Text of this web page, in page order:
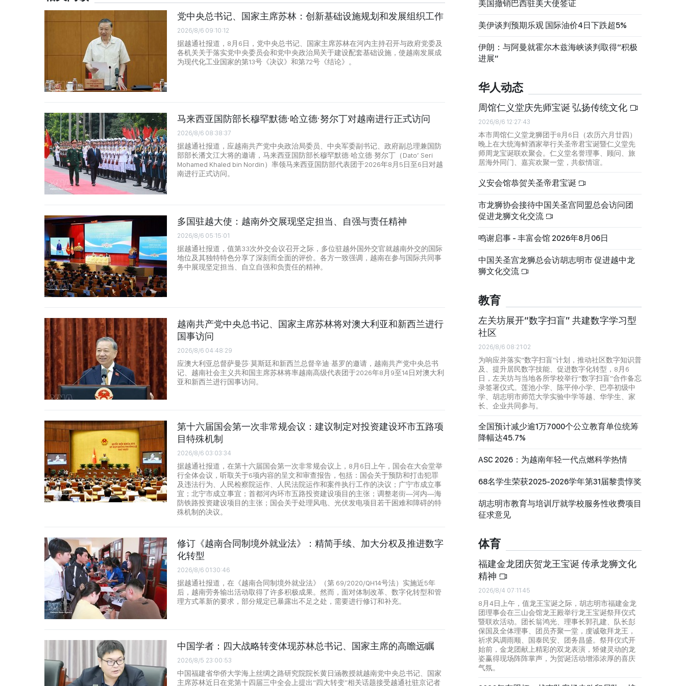
党中央总书记、国家主席苏林：创新基础设施规划和发展组织工作
2026/8/6 09:10:12
据越通社报道，8月6日，党中央总书记、国家主席苏林在河内主持召开与政府党委及
各机关关于落实党中央委员会和党中央政治局关于建设配套基础设施，使越南发展成
为现代化工业国家的第13号《决议》和第72号《结论》。
马来西亚国防部长穆罕默德·哈立德·努尔丁对越南进行正式访问
2026/8/6 08:38:37
据越通社报道，应越南共产党中央政治局委员、中央军委副书记、政府副总理兼国防
部部长潘文江大将的邀请，马来西亚国防部长穆罕默德·哈立德·努尔丁（Dato’ Seri
Mohamed Khaled bin Nordin）率领马来西亚国防部代表团于2026年8月5日至6日对越
南进行正式访问。
多国驻越大使：越南外交展现坚定担当、自强与责任精神
2026/8/6 05:15:01
据越通社报道，值第33次外交会议召开之际，多位驻越外国外交官就越南外交的国际
地位及其独特特色分享了深刻而全面的评价。各方一致强调，越南在参与国际共同事
务中展现坚定担当、自立自强和负责任的精神。
越南共产党中央总书记、国家主席苏林将对澳大利亚和新西兰进行
国事访问
2026/8/6 04:48:29
应澳大利亚总督萨曼莎·莫斯廷和新西兰总督辛迪·基罗的邀请，越南共产党中央总书
记、越南社会主义共和国主席苏林将率越南高级代表团于2026年8月9至14日对澳大利
亚和新西兰进行国事访问。
第十六届国会第一次非常规会议：建议制定对投资建设环市五路项
目特殊机制
2026/8/6 03:03:34
据越通社报道，在第十六届国会第一次非常规会议上，8月6日上午，国会在大会堂举
行全体会议，听取关于6项内容的呈文和审查报告，包括：国会关于预防和打击犯罪
及违法行为、人民检察院运作、人民法院运作和案件执行工作的决议；广宁市成立事
宜；北宁市成立事宜；首都河内环市五路投资建设项目的主张；调整老街—河内—海
防铁路投资建设项目的主张；国会关于处理风电、光伏发电项目若干困难和障碍的特
殊机制的决议。
修订《越南合同制境外就业法》：精简手续、加大分权及推进数字
化转型
2026/8/6 01:30:46
据越通社报道，在《越南合同制境外就业法》（第 69/2020/QH14号法）实施近5年
后，越南劳务输出活动取得了许多积极成果。然而，面对体制改革、数字化转型和管
理方式革新的要求，部分规定已暴露出不足之处，需要进行修订和补充。
中国学者：四大战略转变体现苏林总书记、国家主席的高瞻远瞩
2026/8/5 23:00:53
中国福建省华侨大学海上丝绸之路研究院院长黄日涵教授就越南党中央总书记、国家
主席苏林近日在党第十四届三中全会上提出“四大转变”相关话题接受越通社驻京记者
美国撤销巴西驻美大使签证
美伊谈判预期乐观 国际油价4日下跌超5%
伊朗：与阿曼就霍尔木兹海峡谈判取得“积极
进展”
华人动态
周馆仁义堂庆先师宝诞 弘扬传统文化
2026/8/6 12:27:43
本市周馆仁义堂龙狮团于8月6日（农历六月廿四）
晚上在大统海鲜酒家举行关圣帝君宝诞暨仁义堂先
师周龙宝诞联欢聚会。仁义堂名誉理事、顾问、旅
居海外同门、嘉宾欢聚一堂，共叙情谊。
义安会馆恭贺关圣帝君宝诞
市龙狮协会接待中国关圣宫同盟总会访问团
促进龙狮文化交流
鸣谢启事 - 丰富会馆 2026年8月06日
中国关圣宫龙狮总会访胡志明市 促进越中龙
狮文化交流
教育
左关坊展开“数字扫盲” 共建数字学习型
社区
2026/8/6 08:21:02
为响应并落实“数字扫盲”计划，推动社区数字知识普
及、提升居民数字技能、促进数字化转型，8月6
日，左关坊与当地各所学校举行“数字扫盲”合作备忘
录签署仪式。莲池小学、陈平仲小学、巴亭初级中
学、胡志明市师范大学实验中学等越、华学生、家
长、企业共同参与。
全国预计减少逾1万7000个公立教育单位统筹
降幅达45.7%
ASC 2026：为越南年轻一代点燃科学热情
68名学生荣获2025-2026学年第31届黎贵惇奖
胡志明市教育与培训厅就学校服务性收费项目
征求意见
体育
福建金龙团庆贺龙王宝诞 传承龙狮文化
精神
2026/8/4 07:11:45
8月4日上午，值龙王宝诞之际，胡志明市福建金龙
团理事会在三山会馆龙王殿举行龙王宝诞祭拜仪式
暨联欢活动。团长翁鸿光、理事长郭孔建、队长彭
保国及全体理事、团员齐聚一堂，虔诚敬拜龙王，
祈求风调雨顺、国泰民安、团务昌盛。祭拜仪式开
始前，金龙团献上精彩的双龙表演，矫健灵动的龙
姿赢得现场阵阵掌声，为贺诞活动增添浓厚的喜庆
气氛。